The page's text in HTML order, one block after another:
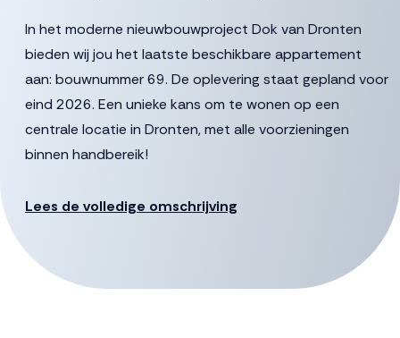
In het moderne nieuwbouwproject Dok van Dronten
bieden wij jou het laatste beschikbare appartement
aan: bouwnummer 69. De oplevering staat gepland voor
eind 2026. Een unieke kans om te wonen op een
centrale locatie in Dronten, met alle voorzieningen
binnen handbereik!
energielabel A+++ en kenmerkt zich door de grote
over het water. Daarnaast heeft het appartement een
eigen inpandige berging en kan je gebruik maken van de
Lees de volledige omschrijving